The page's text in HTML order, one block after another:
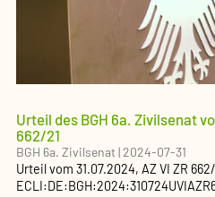
Urteil des BGH 6a. Zivilsenat
662/21
BGH 6a. Zivilsenat|2024-07-31
Urteilvom 31.07.2024, AZVI ZR